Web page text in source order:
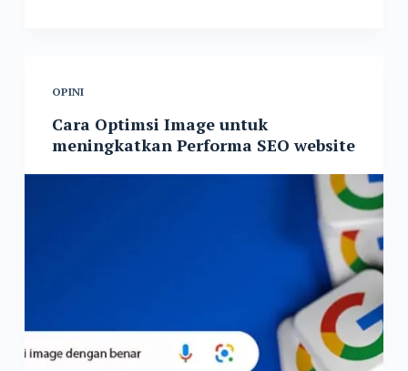
OPINI
Cara Optimsi Image untuk
meningkatkan Performa SEO website